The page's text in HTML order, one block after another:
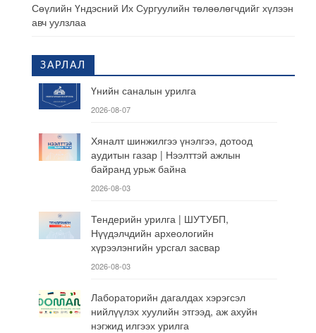
Сөүлийн Үндэсний Их Сургуулийн төлөөлөгчдийг хүлээн
авч уулзлаа
ЗАРЛАЛ
Үнийн саналын урилга
2026-08-07
Хяналт шинжилгээ үнэлгээ, дотоод
аудитын газар | Нээлттэй ажлын
байранд урьж байна
2026-08-03
Тендерийн урилга | ШУТУБП,
Нүүдэлчдийн археологийн
хүрээлэнгийн урсгал засвар
2026-08-03
Лабораторийн дагалдах хэрэгсэл
нийлүүлэх хуулийн этгээд, аж ахуйн
нэгжид илгээх урилга